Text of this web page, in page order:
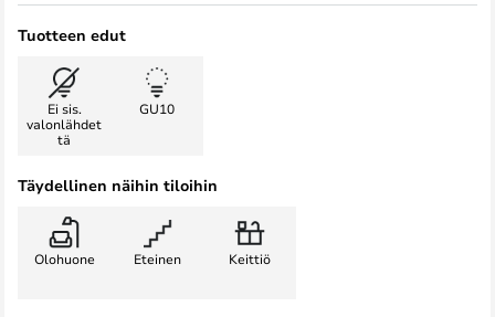
Tuotteen edut
Ei sis.
valonlähdet
tä
GU10
Täydellinen näihin tiloihin
Olohuone Eteinen Keittiö